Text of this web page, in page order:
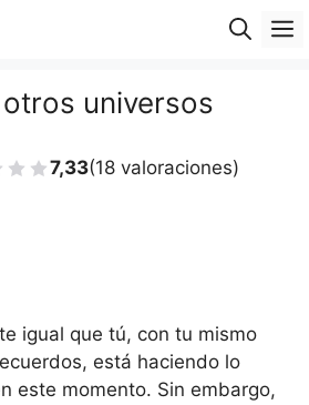
universos
7,33(18 valoraciones)
igual que tú, con tu mismo
está haciendo lo
este momento. Sin embargo,